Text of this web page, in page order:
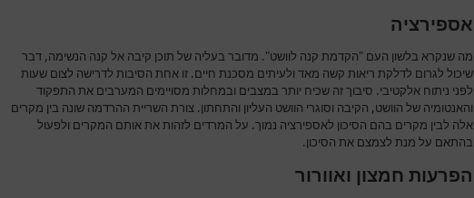
אספירציה
מה שנקרא בלשון העם "הקדמת קנה לוושט". מדובר בעליה של תוכן קיבה אל קנה הנשימה, דבר
שיכול לגרום לדלקת ריאות קשה מאד ולעיתים מסכנת חיים. זו אחת הסיבות לדרישה לצום שעות
לפני ניתוח אלקטיבי. סיבוך זה שכיח יותר במצבים ובמחלות מסויימים המערבים את התפקוד
והאנטומיה של הוושט, הקיבה וסוגרי הוושט העליון והתחתון. צורת השריית ההרדמה שונה בין מקרים
אלה לבין מקרים בהם הסיכון לאספירציה נמוך. על המרדים לזהות את אותם המקרים ולפעול
בהתאם על מנת לצמצם את הסיכון.
הפרעות חמצון ואוורור